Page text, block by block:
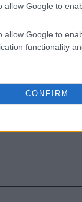
allow Google to
allow Google to
functionality
CONFIRM